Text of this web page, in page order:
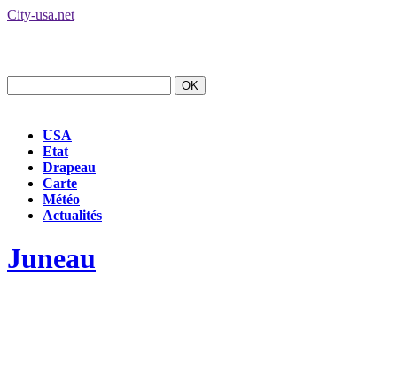
City-usa.net
USA
Etat
Drapeau
Carte
Météo
Actualités
Juneau